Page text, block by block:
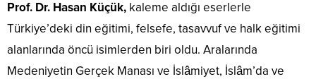
Prof. Dr. Hasan Küçük, kaleme aldığı eserlerle
Türkiye’deki din eğitimi, felsefe, tasavvuf ve halk eğitimi
alanlarında öncü isimlerden biri oldu. Aralarında
Medeniyetin Gerçek Manası ve İslâmiyet, İslâm’da ve